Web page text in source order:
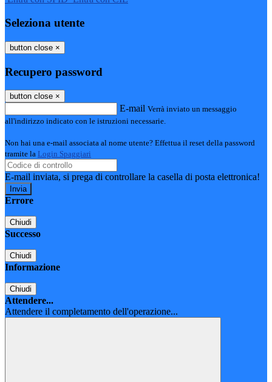
Seleziona utente
button close ×
Recupero password
button close ×
E-mail Verrà inviato un messaggio
all'indirizzo indicato con le istruzioni necessarie.
Non hai una e-mail associata al nome utente? Effettua il reset della password
tramite la Login Spaggiari
E-mail inviata, si prega di controllare la casella di posta elettronica!
Errore
Chiudi
Successo
Chiudi
Informazione
Chiudi
Attendere...
Attendere il completamento dell'operazione...